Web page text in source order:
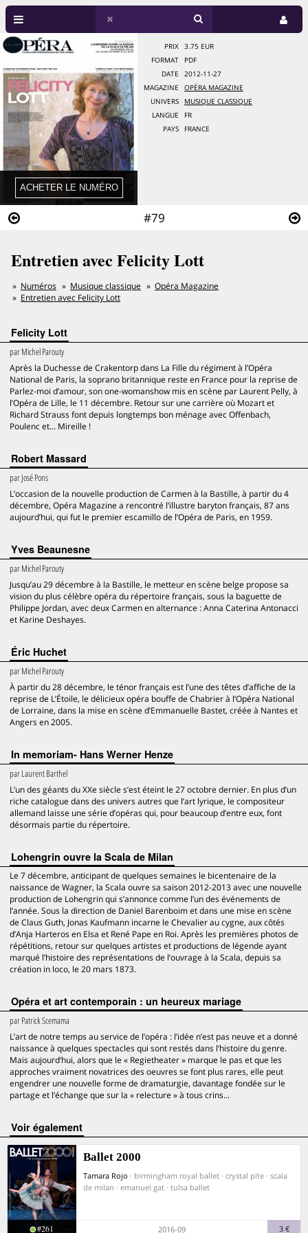
#79
PRIX
3.75 EUR
FORMAT
PDF
DATE
2012-11-27
MAGAZINE
OPÉRA MAGAZINE
UNIVERS
MUSIQUE CLASSIQUE
LANGUE
FR
PAYS
FRANCE
Entretien avec Felicity Lott
Numéros Musique classique
Opéra Magazine
Entretien avec Felicity Lott
Felicity Lott
parMichel Parouty
Après la Duchesse de Crakentorp dans La Fille du régiment à l’Opéra
National de Paris, la soprano britannique reste en France pour la reprise de
Parlez-moi d’amour, son one-womanshow mis en scène par Laurent Pelly, à
l’Opéra de Lille, le 11 décembre. Retour sur une carrière où Mozart et
Richard Strauss font depuis longtemps bon ménage avec Offenbach,
Poulenc et... Mireille !
Robert Massard
parJosé Pons
L’occasion de la nouvelle production de Carmen à la Bastille, à partir du 4
décembre, Opéra Magazine a rencontré l’illustre baryton français, 87 ans
aujourd’hui, qui fut le premier escamillo de l’Opéra de Paris, en 1959.
Yves Beaunesne
parMichel Parouty
Jusqu’au 29 décembre à la Bastille, le metteur en scène belge propose sa
vision du plus célèbre opéra du répertoire français, sous la baguette de
Philippe Jordan, avec deux Carmen en alternance : Anna Caterina Antonacci
et Karine Deshayes.
Éric Huchet
parMichel Parouty
À partir du 28 décembre, le ténor français est l’une des têtes d’affiche de la
reprise de L’Étoile, le délicieux opéra bouffe de Chabrier à l’Opéra National
de Lorraine, dans la mise en scène d’Emmanuelle Bastet, créée à Nantes et
Angers en 2005.
In memoriam- Hans Werner Henze
parLaurent Barthel
L’un des géants du XXe siècle s’est éteint le 27 octobre dernier. En plus d’un
riche catalogue dans des univers autres que l’art lyrique, le compositeur
allemand laisse une série d’opéras qui, pour beaucoup d’entre eux, font
désormais partie du répertoire.
Lohengrin ouvre la Scala de Milan
Le 7 décembre, anticipant de quelques semaines le bicentenaire de la
naissance de Wagner, la Scala ouvre sa saison 2012-2013 avec une nouvelle
production de Lohengrin qui s’annonce comme l’un des événements de
l’année. Sous la direction de Daniel Barenboim et dans une mise en scène
de Claus Guth, Jonas Kaufmann incarne le Chevalier au cygne, aux côtés
d’Anja Harteros en Elsa et René Pape en Roi. Après les premières photos de
répétitions, retour sur quelques artistes et productions de légende ayant
marqué l’histoire des représentations de l’ouvrage à la Scala, depuis sa
création in loco, le 20 mars 1873.
Opéra et art contemporain : un heureux mariage
parPatrick Scemama
L’art de notre temps au service de l’opéra : l’idée n’est pas neuve et a donné
naissance à quelques spectacles qui sont restés dans l’histoire du genre.
Mais aujourd’hui, alors que le « Regietheater » marque le pas et que les
approches vraiment novatrices des oeuvres se font plus rares, elle peut
engendrer une nouvelle forme de dramaturgie, davantage fondée sur le
partage et l’échange que sur la « relecture » à tous crins...
voir également
Ballet 2000
Tamara Rojo · birmingham royal ballet · crystal pite · scala
de milan · emanuel gat · tulsa ballet
#261 2016-09 3 €